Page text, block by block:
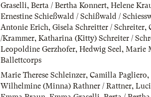
Graselli, Berta / Bertha Konnert, Helene
Ernestine Schießwald / Schißwald /
Antonie Erich, Gisela Schreitter / Schreiter,
/Krammer, Katharina (Kitty) Schreiter /
Leopoldine Gerzhofer, Hedwig Seel, Marie
Ballettcorps
Marie Therese Schleinzer, Camilla Pagliero,
Wilhelmine (Minna) Rathner / Rattner,